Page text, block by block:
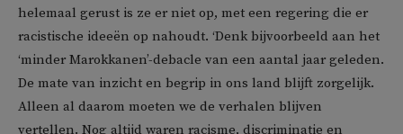
helemaal gerust is ze er niet op, met een regering die er
racistische ideeën op nahoudt. ‘Denk bijvoorbeeld aan het
‘minder Marokkanen’-debacle van een aantal jaar geleden.
De mate van inzicht en begrip in ons land blijft zorgelijk.
Alleen al daarom moeten we de verhalen blijven
vertellen. Nog altijd waren racisme, discriminatie en